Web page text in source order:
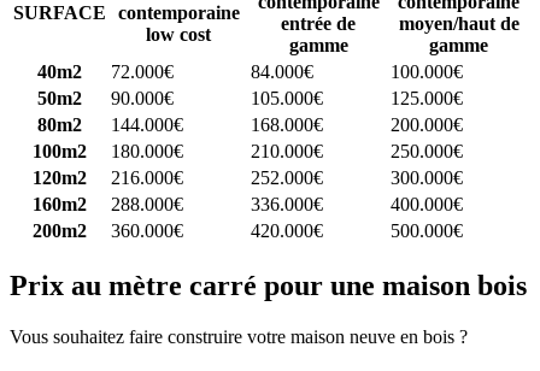
SURFACE
contemporaine
low cost
entrée de
gamme
moyen/haut de
gamme
40m2
72.000€ 84.000€
100.000€
50m2
90.000€ 105.000€
125.000€
80m2
144.000€ 168.000€
200.000€
100m2
180.000€ 210.000€
250.000€
120m2
216.000€ 252.000€
300.000€
160m2
288.000€ 336.000€
400.000€
200m2
360.000€ 420.000€ 500.000€
Prix au mètre carré pour une maison bois
Vous souhaitez faire construire votre maison neuve en bois ?